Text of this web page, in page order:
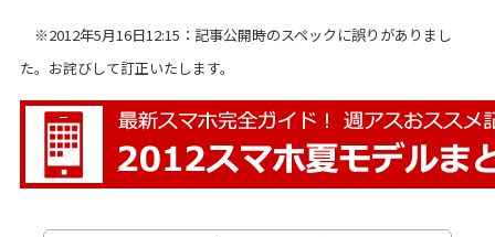
※2012年5月16日12:15：記事公開時のスペックに誤りがありまし
た。お詫びして訂正いたします。